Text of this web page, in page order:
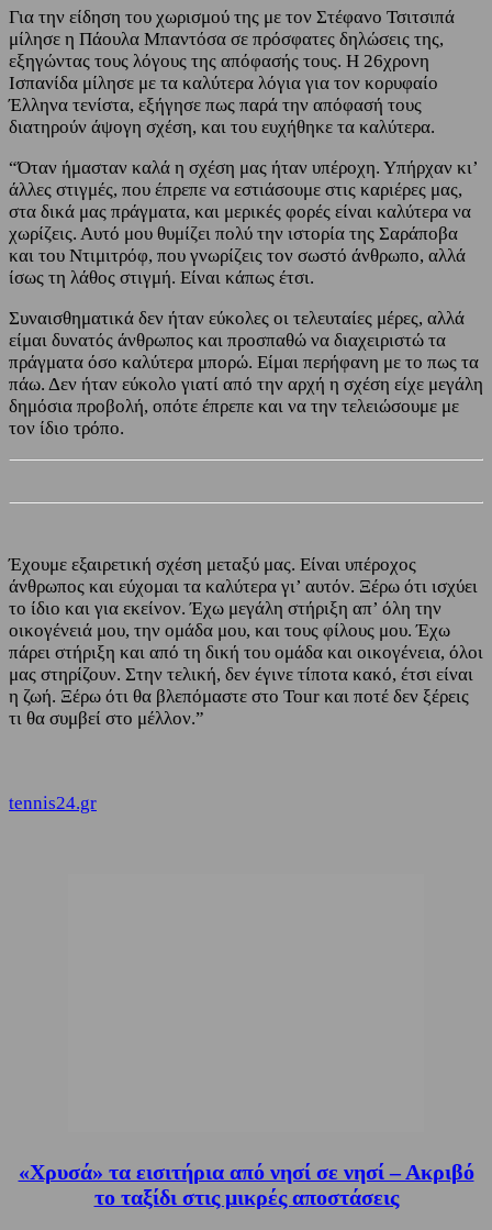
Για την είδηση του χωρισμού της με τον Στέφανο Τσιτσιπά
μίλησε η Πάουλα Μπαντόσα σε πρόσφατες δηλώσεις της,
εξηγώντας τους λόγους της απόφασής τους. Η 26χρονη
Ισπανίδα μίλησε με τα καλύτερα λόγια για τον κορυφαίο
Έλληνα τενίστα, εξήγησε πως παρά την απόφασή τους
διατηρούν άψογη σχέση, και του ευχήθηκε τα καλύτερα.
“Όταν ήμασταν καλά η σχέση μας ήταν υπέροχη. Υπήρχαν κι’
άλλες στιγμές, που έπρεπε να εστιάσουμε στις καριέρες μας,
στα δικά μας πράγματα, και μερικές φορές είναι καλύτερα να
χωρίζεις. Αυτό μου θυμίζει πολύ την ιστορία της Σαράποβα
και του Ντιμιτρόφ, που γνωρίζεις τον σωστό άνθρωπο, αλλά
ίσως τη λάθος στιγμή. Είναι κάπως έτσι.
Συναισθηματικά δεν ήταν εύκολες οι τελευταίες μέρες, αλλά
είμαι δυνατός άνθρωπος και προσπαθώ να διαχειριστώ τα
πράγματα όσο καλύτερα μπορώ. Είμαι περήφανη με το πως τα
πάω. Δεν ήταν εύκολο γιατί από την αρχή η σχέση είχε μεγάλη
δημόσια προβολή, οπότε έπρεπε και να την τελειώσουμε με
τον ίδιο τρόπο.
Έχουμε εξαιρετική σχέση μεταξύ μας. Είναι υπέροχος
άνθρωπος και εύχομαι τα καλύτερα γι’ αυτόν. Ξέρω ότι ισχύει
το ίδιο και για εκείνον. Έχω μεγάλη στήριξη απ’ όλη την
οικογένειά μου, την ομάδα μου, και τους φίλους μου. Έχω
πάρει στήριξη και από τη δική του ομάδα και οικογένεια, όλοι
μας στηρίζουν. Στην τελική, δεν έγινε τίποτα κακό, έτσι είναι
η ζωή. Ξέρω ότι θα βλεπόμαστε στο Tour και ποτέ δεν ξέρεις
τι θα συμβεί στο μέλλον.”
tennis24.gr
«Χρυσά» τα εισιτήρια από νησί σε νησί – Ακριβό
το ταξίδι στις μικρές αποστάσεις